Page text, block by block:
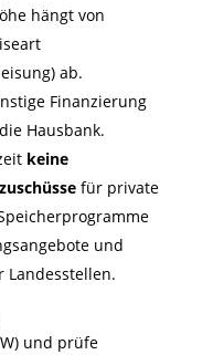
hängt von
ab.
Finanzierung
Hausbank.
keine
für private
und
und prüfe